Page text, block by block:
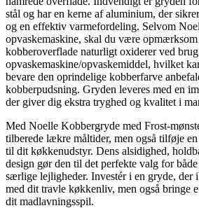
stål og har en kerne af aluminium, der
og en effektiv varmefordeling. Selvom
opvaskemaskine, skal du være
kobberoverflade naturligt oxiderer ved
opvaskemaskine/opvaskemiddel, hvilket
bevare den oprindelige kobberfarve
kobberpudsning. Gryden leveres med en
der giver dig ekstra tryghed og kvalitet i
Med Noelle Kobbergryde med Frost-
tilberede lækre måltider, men også tilføje
til dit køkkenudstyr. Dens alsidighed,
design gør den til det perfekte valg for
særlige lejligheder. Investér i en gryde, der
med dit travle køkkenliv, men også bringe
dit madlavningsspil.